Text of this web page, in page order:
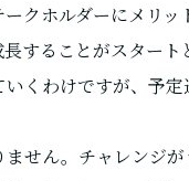
クホルダーにメリ
することがスタート
くわけですが、予
せん。チャレンジ